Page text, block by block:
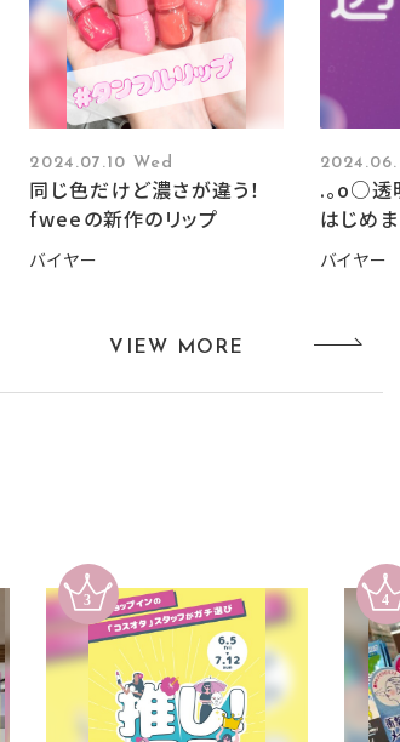
2024.07.10 Wed
同じ色だけど濃さが違う！
fweeの新作のリップ
バイヤー
.。o○透
はじめま
バイヤー
VIEW MORE